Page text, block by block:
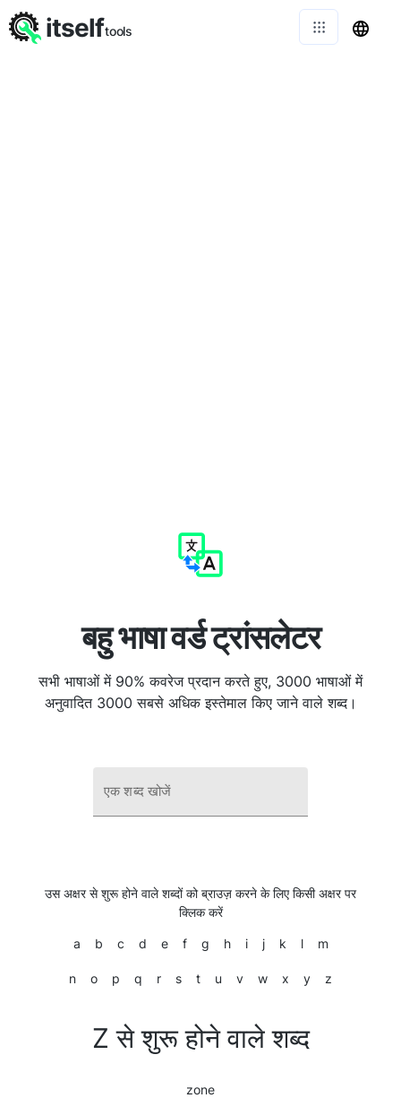
बहु भाषा वर्ड ट्रांसलेटर
सभी भाषाओं में 90% कवरेज प्रदान करते हुए, 3000 भाषाओं में
अनुवादित 3000 सबसे अधिक इस्तेमाल किए जाने वाले शब्द।
एक शब्द खोजें
उस अक्षर से शुरू होने वाले शब्दों को ब्राउज़ करने के लिए किसी अक्षर पर
क्लिक करें
a b c d e f g h i j k l m
n o p q r s t u v w x y z
Z से शुरू होने वाले शब्द
zone
itselftools